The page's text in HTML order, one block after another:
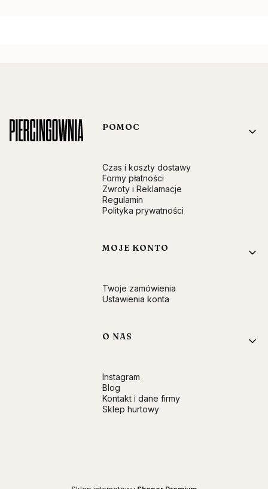
Linki w stopce
POMOC
Czas i koszty dostawy
Formy płatności
Zwroty i Reklamacje
Regulamin
Polityka prywatności
MOJE KONTO
Twoje zamówienia
Ustawienia konta
O NAS
Instagram
Blog
Kontakt i dane firmy
Sklep hurtowy